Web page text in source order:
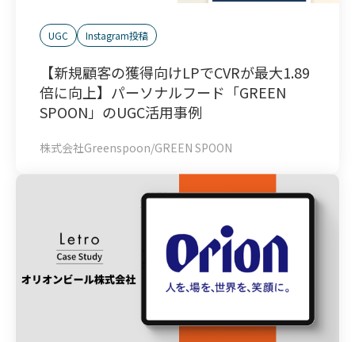
UGC Instagram投稿
【新規顧客の獲得向けLPでCVRが最大1.89
倍に向上】パーソナルフード「GREEN
SPOON」のUGC活用事例
株式会社Greenspoon/GREEN SPOON